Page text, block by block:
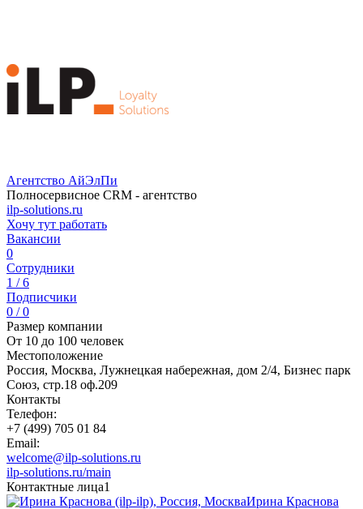
Агентство АйЭлПи
Полносервисное CRM - агентство
ilp-solutions.ru
Хочу тут работать
Вакансии
0
Сотрудники
1 / 6
Подписчики
0 / 0
Размер компании
От 10 до 100 человек
Местоположение
Россия, Москва, Лужнецкая набережная, дом 2/4, Бизнес парк
Союз, стр.18 оф.209
Контакты
Телефон:
+7 (499) 705 01 84
Email:
welcome@ilp-solutions.ru
ilp-solutions.ru/main
Контактные лица1
Ирина Краснова